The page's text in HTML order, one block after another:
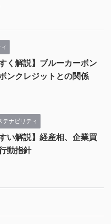
く解説】ブルーカーボン
ンクレジットとの関係
テナビリティ
い解説】経産相、企業買
動指針